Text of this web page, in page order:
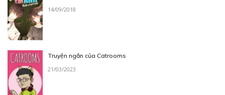
14/09/2018
Truyện ngắn của Catrooms
21/03/2023